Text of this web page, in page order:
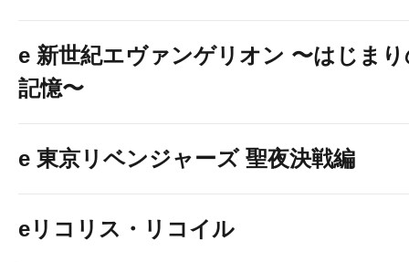
e 新世紀エヴァンゲリオン 〜はじま
記憶〜
e 東京リベンジャーズ 聖夜決戦編
eリコリス・リコイル